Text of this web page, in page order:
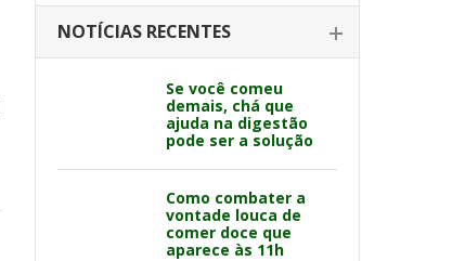
NOTÍCIAS RECENTES
Se você comeu
demais, chá que
ajuda na digestão
pode ser a solução
Como combater a
vontade louca de
comer doce que
aparece às 11h